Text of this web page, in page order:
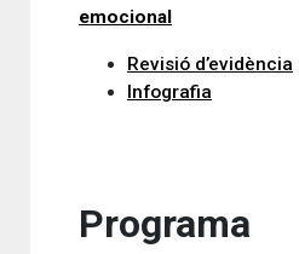
emocional
Revisió d’evidència
Infografia
Programa